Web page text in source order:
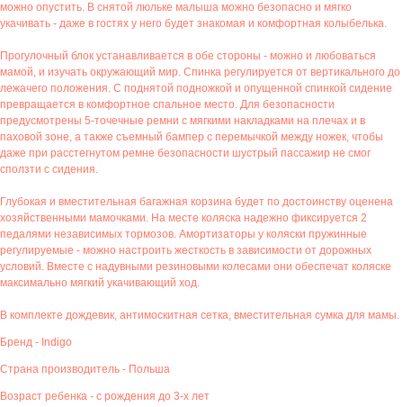
можно опустить. В снятой люльке малыша можно безопасно и мягко
укачивать - даже в гостях у него будет знакомая и комфортная колыбелька.
Прогулочный блок устанавливается в обе стороны - можно и любоваться
мамой, и изучать окружающий мир. Спинка регулируется от вертикального до
лежачего положения. С поднятой подножкой и опущенной спинкой сидение
превращается в комфортное спальное место. Для безопасности
предусмотрены 5-точечные ремни с мягкими накладками на плечах и в
паховой зоне, а также съемный бампер с перемычкой между ножек, чтобы
даже при расстегнутом ремне безопасности шустрый пассажир не смог
сползти с сидения.
Глубокая и вместительная багажная корзина будет по достоинству оценена
хозяйственными мамочками. На месте коляска надежно фиксируется 2
педалями независимых тормозов. Амортизаторы у коляски пружинные
регулируемые - можно настроить жесткость в зависимости от дорожных
условий. Вместе с надувными резиновыми колесами они обеспечат коляске
максимально мягкий укачивающий ход.
В комплекте дождевик, антимоскитная сетка, вместительная сумка для мамы.
Бренд - Indigo
Страна производитель - Польша
Возраст ребенка - с рождения до 3-х лет